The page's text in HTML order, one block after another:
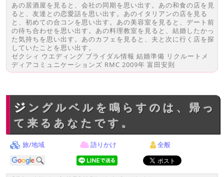
あの居酒屋を見ると、会社の同期を思い出す。あの和食の店を見
ると、友達との恋愛話を思い出す。あのイタリアンの店を見る
と、初めての合コンを思い出す。あの美容室を見ると、デート前
の待ち合わせを思い出す。あの料理教室を見ると、結婚したかっ
た気持ちを思い出す。あのカフェを見ると、夫と次に行く店を探
していたことを思い出す。
ゼクシィ ウエディング ブライダル情報 結婚準備 リクルートメ
ディアコミュニケーションズ RMC 2009年 富田安則
ジングルベルを鳴らすのは、帰っ
て来るあなたです。
旅/地域 語りかけ 全般